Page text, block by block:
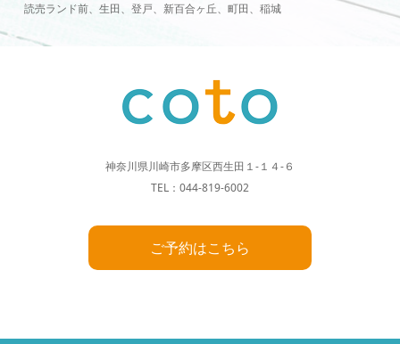
読売ランド前、生田、登戸、新百合ヶ丘、町田、稲城
神奈川県川崎市多摩区西生田１-１４-６
TEL：044-819-6002
ご予約はこちら